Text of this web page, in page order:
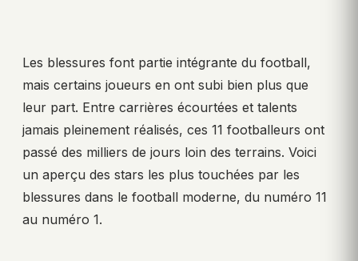
Les blessures font partie intégrante du football,
mais certains joueurs en ont subi bien plus que
leur part. Entre carrières écourtées et talents
jamais pleinement réalisés, ces 11 footballeurs ont
passé des milliers de jours loin des terrains. Voici
un aperçu des stars les plus touchées par les
blessures dans le football moderne, du numéro 11
au numéro 1.